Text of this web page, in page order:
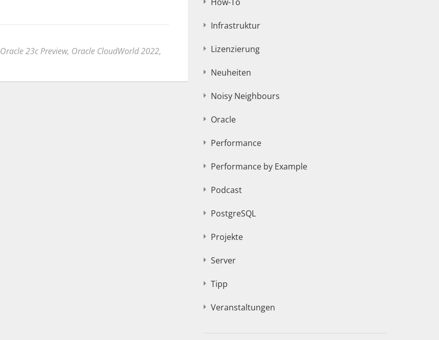
Oracle 23c Preview, Oracle CloudWorld 2022,
How-To
Infrastruktur
Lizenzierung
Neuheiten
Noisy Neighbours
Oracle
Performance
Performance by Example
Podcast
PostgreSQL
Projekte
Server
Tipp
Veranstaltungen